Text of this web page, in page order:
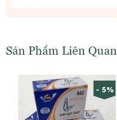
Sản Phẩm Liên Quan
- 5%